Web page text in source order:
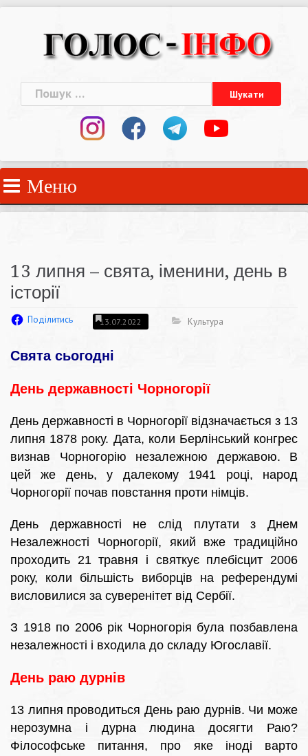
Пошук:
Меню
13 липня – свята, іменини, день в
історії
Поділитись 13.07.2022 Культура
Свята сьогодні
День державності Чорногорії
День державності в Чорногорії відзначається з 13
липня 1878 року. Дата, коли Берлінський конгрес
визнав Чорногорію незалежною державою. В
цей же день, у далекому 1941 році, народ
Чорногорії почав повстання проти німців.
День державності не слід плутати з Днем
Незалежності Чорногорії, який вже традиційно
проходить 21 травня і святкує плебісцит 2006
року, коли більшість виборців на референдумі
висловилися за суверенітет від Сербії.
З 1918 по 2006 рік Чорногорія була позбавлена
незалежності і входила до складу Югославії.
День раю дурнів
13 липня проводиться День раю дурнів. Чи може
нерозумна і дурна людина досягти Раю?
Філософське питання, про яке іноді варто